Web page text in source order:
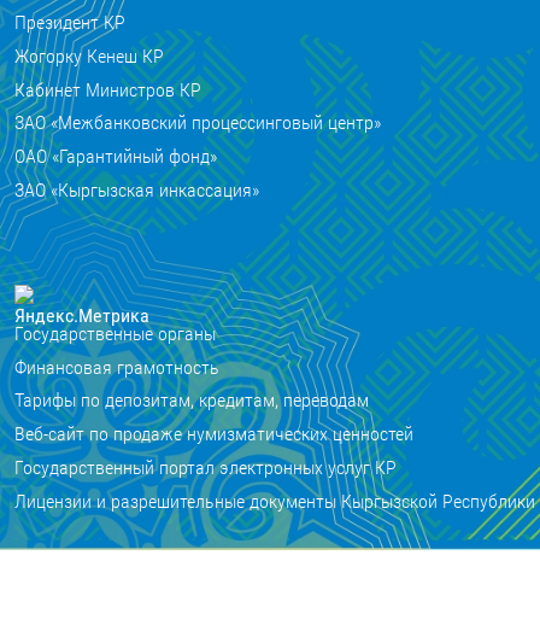
Президент КР
Жогорку Кенеш КР
Кабинет Министров КР
ЗАО «Межбанковский процессинговый центр»
ОАО «Гарантийный фонд»
ЗАО «Кыргызская инкассация»
Государственные органы
Финансовая грамотность
Тарифы по депозитам, кредитам, переводам
Веб-сайт по продаже нумизматических ценностей
Государственный портал электронных услуг КР
Лицензии и разрешительные документы Кыргызской Республики